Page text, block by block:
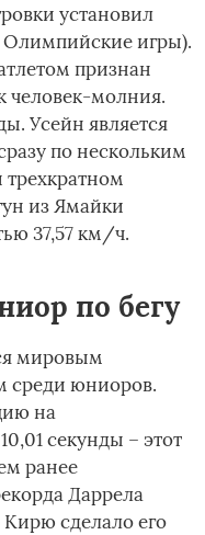
установил
Олимпийские игры).
признан
человек-молния.
Усейн является
по нескольким
из Ямайки
37,57 км/ч.
по бегу
мировым
среди юниоров.
на
секунды – этот
ранее
Даррела
сделало его